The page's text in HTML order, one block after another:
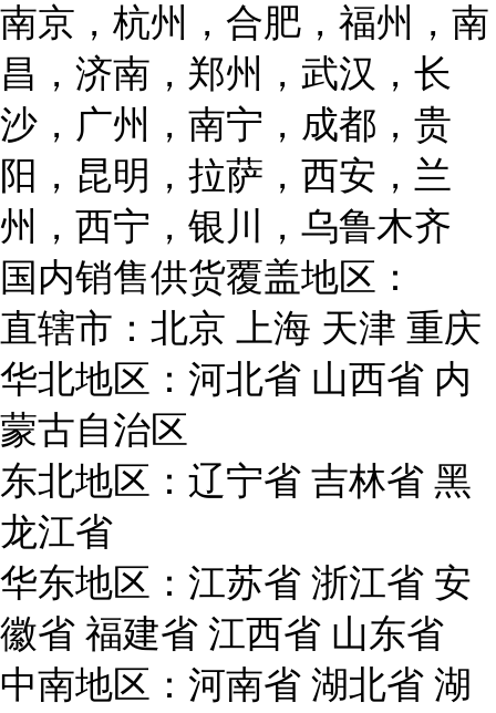
南京，杭州，合肥，福州，南
昌，济南，郑州，武汉，长
沙，广州，南宁，成都，贵
阳，昆明，拉萨，西安，兰
州，西宁，银川，乌鲁木齐
国内销售供货覆盖地区：
直辖市：北京 上海 天津 重庆
华北地区：河北省 山西省 内
蒙古自治区
东北地区：辽宁省 吉林省 黑
龙江省
华东地区：江苏省 浙江省 安
徽省 福建省 江西省 山东省
中南地区：河南省 湖北省 湖